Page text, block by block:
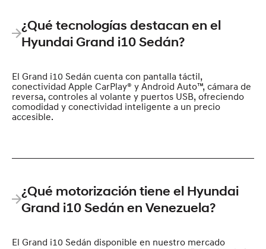
¿Qué tecnologías destacan en el
Hyundai Grand i10 Sedán?
El Grand i10 Sedán cuenta con pantalla táctil,
conectividad Apple CarPlay® y Android Auto™, cámara de
reversa, controles al volante y puertos USB, ofreciendo
comodidad y conectividad inteligente a un precio
accesible.
¿Qué motorización tiene el Hyundai
Grand i10 Sedán en Venezuela?
El Grand i10 Sedán disponible en nuestro mercado